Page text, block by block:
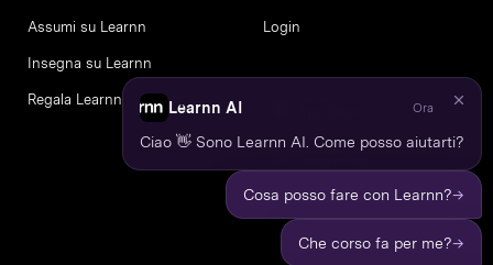
Assumi su Learnn
Insegna su Learnn
Regala Learnn
Login
Learnn AI Ora
Ciao 👋 Sono Learnn AI. Come posso aiutarti?
Cosa posso fare con Learnn?→
Che corso fa per me?→